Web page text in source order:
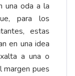
una oda a la
para los
estas
en una idea
a una o
margen pues